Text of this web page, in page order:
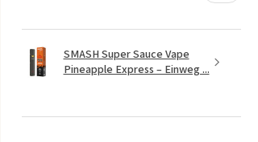
SMASH Super Sauce Vape
Pineapple Express – Einweg ...